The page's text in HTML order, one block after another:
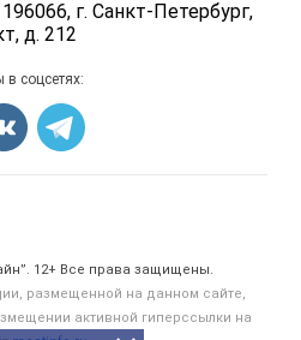
г. Санкт-Петербург,
д. 212
Вакансии
Яйца
объявлений
в соцсетях:
12+ Все права защищены.
размещенной на данном сайте,
активной гиперссылки на